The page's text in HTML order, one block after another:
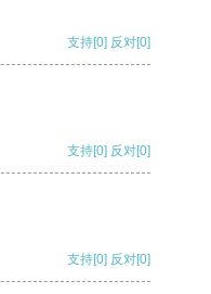
支持[0] 反对[0]
支持[0] 反对[0]
支持[0] 反对[0]